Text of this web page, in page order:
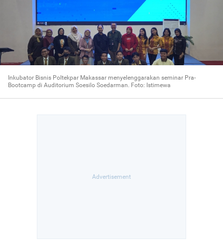
Inkubator Bisnis Poltekpar Makassar menyelenggarakan seminar Pra-
Bootcamp di Auditorium Soesilo Soedarman. Foto: Istimewa